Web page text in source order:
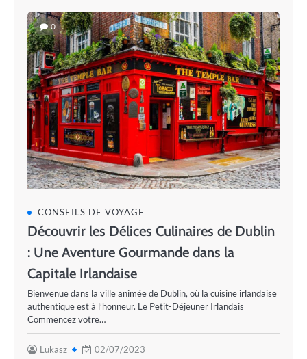
0
CONSEILS DE VOYAGE
Découvrir les Délices Culinaires de Dublin
: Une Aventure Gourmande dans la
Capitale Irlandaise
Bienvenue dans la ville animée de Dublin, où la cuisine irlandaise
authentique est à l’honneur. Le Petit-Déjeuner Irlandais
Commencez votre…
Lukasz 02/07/2023